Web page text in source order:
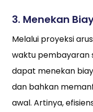
3. Menekan
Melalui proyeksi
waktu pembayaran
dapat menekan
dan bahkan
awal. Artinya,